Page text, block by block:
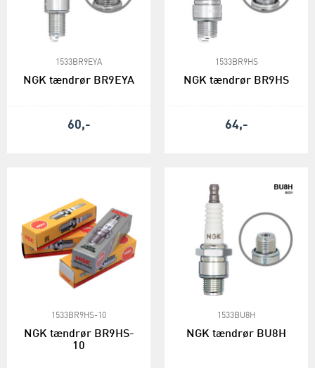
1533BR9EYA
NGK tændrør BR9EYA
60,-
1533BR9HS
NGK tændrør BR9HS
64,-
1533BR9HS-10
NGK tændrør BR9HS-
10
1533BU8H
NGK tændrør BU8H